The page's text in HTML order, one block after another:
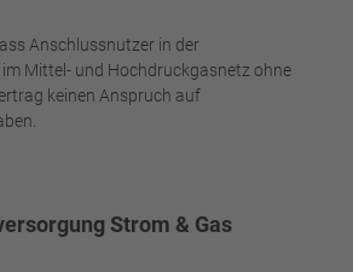
Anschlussnutzer in der
Mittel- und Hochdruckgasnetz ohne
keinen Anspruch auf
Strom & Gas